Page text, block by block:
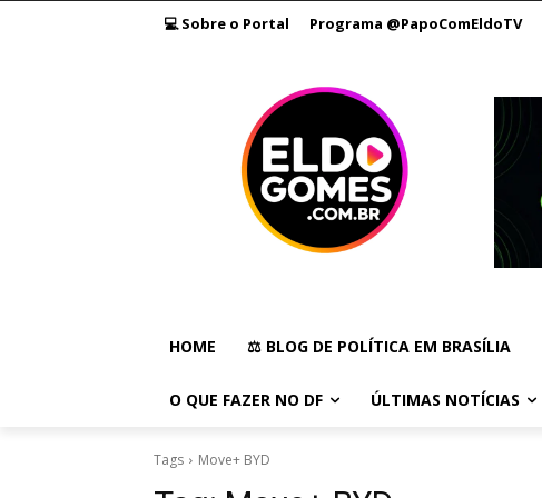
💻 Sobre o Portal Programa @PapoComEldoTV
HOME ⚖️ BLOG DE POLÍTICA EM BRASÍLIA
O QUE FAZER NO DF ÚLTIMAS NOTÍCIAS
Tags Move+ BYD